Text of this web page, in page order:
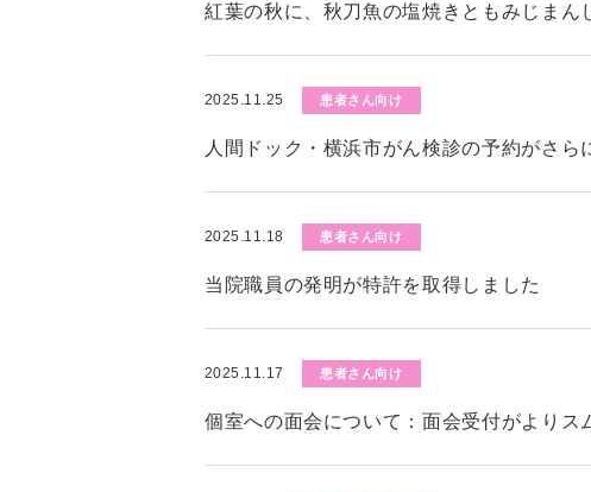
紅葉の秋に、秋刀魚の塩焼きともみじまん
2025.11.25 患者さん向け
人間ドック・横浜市がん検診の予約がさら
2025.11.18 患者さん向け
当院職員の発明が特許を取得しました
2025.11.17 患者さん向け
個室への面会について：面会受付がよりス